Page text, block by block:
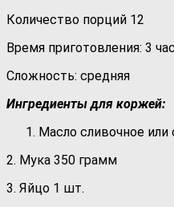
Количество порций 12
Время приготовления: 3 час
Сложность: средняя
Ингредиенты для коржей:
Масло сливочное или
2. Мука 350 грамм
3. Яйцо 1 шт.